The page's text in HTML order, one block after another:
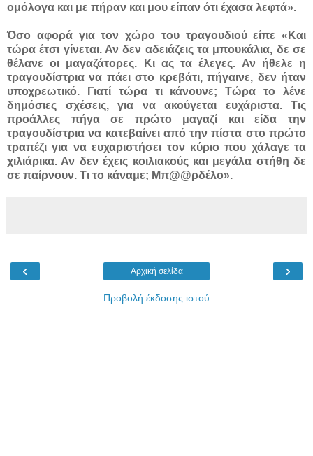
ομόλογα και με πήραν και μου είπαν ότι έχασα λεφτά».
Όσο αφορά για τον χώρο του τραγουδιού είπε «Και
τώρα έτσι γίνεται. Αν δεν αδειάζεις τα μπουκάλια, δε σε
θέλανε οι μαγαζάτορες. Κι ας τα έλεγες. Αν ήθελε η
τραγουδίστρια να πάει στο κρεβάτι, πήγαινε, δεν ήταν
υποχρεωτικό. Γιατί τώρα τι κάνουνε; Τώρα το λένε
δημόσιες σχέσεις, για να ακούγεται ευχάριστα. Τις
προάλλες πήγα σε πρώτο μαγαζί και είδα την
τραγουδίστρια να κατεβαίνει από την πίστα στο πρώτο
τραπέζι για να ευχαριστήσει τον κύριο που χάλαγε τα
χιλιάρικα. Αν δεν έχεις κοιλιακούς και μεγάλα στήθη δε
σε παίρνουν. Τι το κάναμε; Μπ@@ρδέλο».
‹ ›
Αρχική σελίδα
Προβολή έκδοσης ιστού